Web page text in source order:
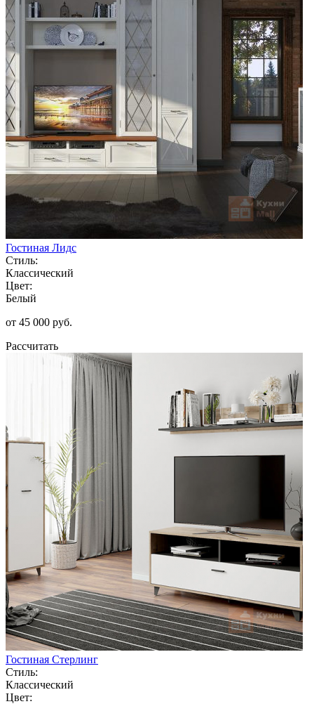
Гостиная Лидс
Стиль:
Классический
Цвет:
Белый
от 45 000 руб.
Рассчитать
Гостиная Стерлинг
Стиль:
Классический
Цвет: